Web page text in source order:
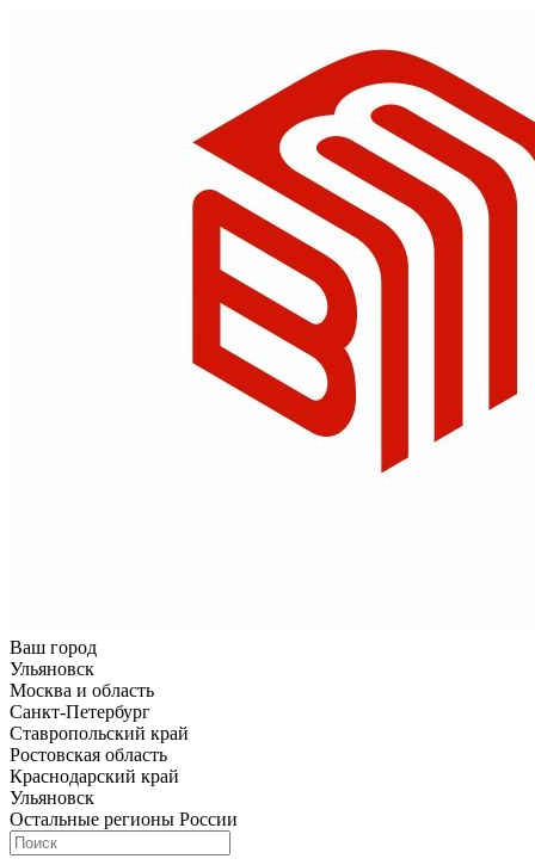
Ваш город
Ульяновск
Москва и область
Санкт-Петербург
Ставропольский край
Ростовская область
Краснодарский край
Ульяновск
Остальные регионы России